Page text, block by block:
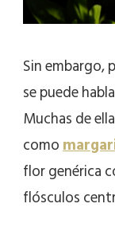
Sin embargo,
se puede
Muchas de
como
flor genérica
flósculos